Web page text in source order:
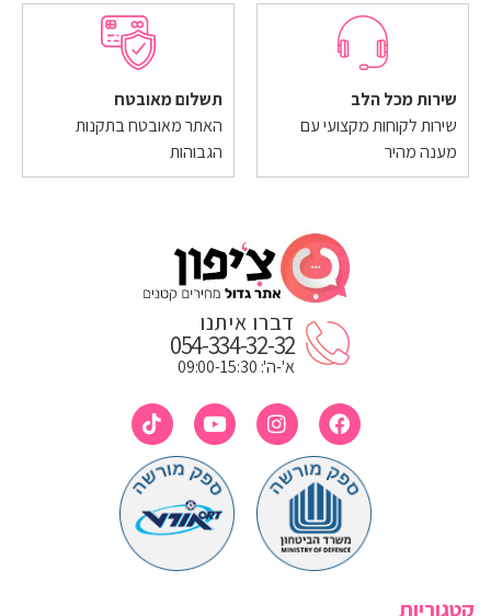
שירות מכל הלב
שירות לקוחות מקצועי עם
מענה מהיר
תשלום מאובטח
האתר מאובטח בתקנות
הגבוהות
דברו איתנו
054-334-32-32
א'-ה': 09:00-15:30
קטגוריות